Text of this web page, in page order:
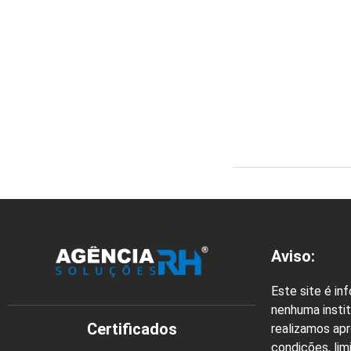
Certificados
Aviso:
Este site é
nenhuma
realizamos
condições,